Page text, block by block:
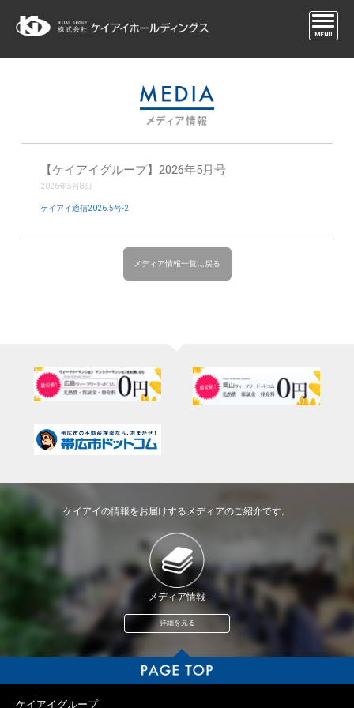
MENU
【ケイアイグループ】2026年5月号
2026年5月8日
ケイアイ通信2026.5号-2
メディア情報一覧に戻る
ケイアイの情報をお届けするメディアのご紹介です。
メディア情報
詳細を見る
ケイアイグループ